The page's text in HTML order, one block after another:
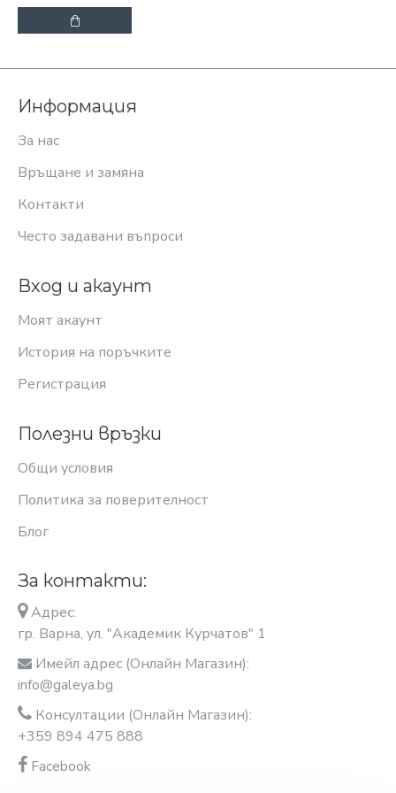
Информация
За нас
Връщане и замяна
Контакти
Често задавани въпроси
Вход и акаунт
Моят акаунт
История на поръчките
Регистрация
Полезни връзки
Общи условия
Политика за поверителност
Блог
За контакти:
Адрес:
гр. Варна, ул. "Академик Курчатов" 1
Имейл адрес (Онлайн Магазин):
info@galeya.bg
Консултации (Онлайн Магазин):
+359 894 475 888
Facebook